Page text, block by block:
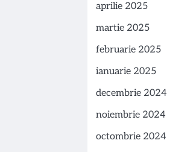
aprilie 2025
martie 2025
februarie 2025
ianuarie 2025
decembrie 2024
noiembrie 2024
octombrie 2024